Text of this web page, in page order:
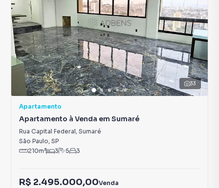
33
Apartamento
Apartamento à Venda em Sumaré
Rua Capital Federal, Sumaré
São Paulo, SP
210m² 3 5 3
R$ 2.495.000,00Venda